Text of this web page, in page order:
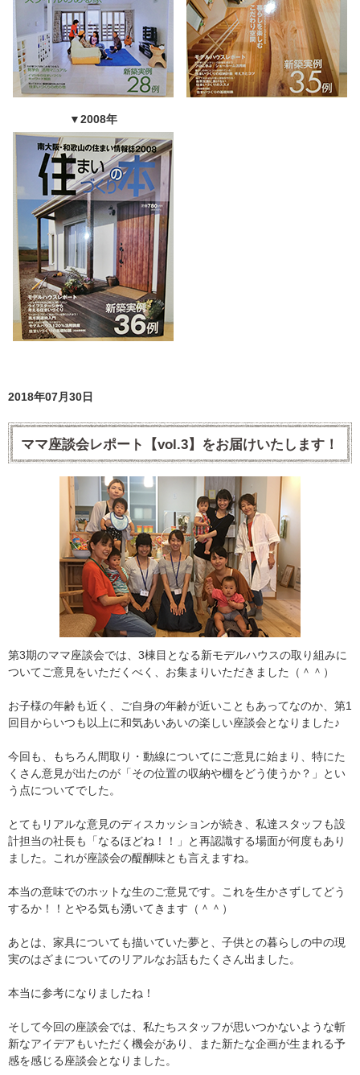
▼2008年
2018年07月30日
ママ座談会レポート【vol.3】をお届けいたします！
第3期のママ座談会では、3棟目となる新モデルハウスの取り組みに
ついてご意見をいただくべく、お集まりいただきました（＾＾）
お子様の年齢も近く、ご自身の年齢が近いこともあってなのか、第1
回目からいつも以上に和気あいあいの楽しい座談会となりました♪
今回も、もちろん間取り・動線についてにご意見に始まり、特にた
くさん意見が出たのが「その位置の収納や棚をどう使うか？」とい
う点についてでした。
とてもリアルな意見のディスカッションが続き、私達スタッフも設
計担当の社長も「なるほどね！！」と再認識する場面が何度もあり
ました。これが座談会の醍醐味とも言えますね。
本当の意味でのホットな生のご意見です。これを生かさずしてどう
するか！！とやる気も湧いてきます（＾＾）
あとは、家具についても描いていた夢と、子供との暮らしの中の現
実のはざまについてのリアルなお話もたくさん出ました。
本当に参考になりましたね！
そして今回の座談会では、私たちスタッフが思いつかないような斬
新なアイデアもいただく機会があり、また新たな企画が生まれる予
感を感じる座談会となりました。